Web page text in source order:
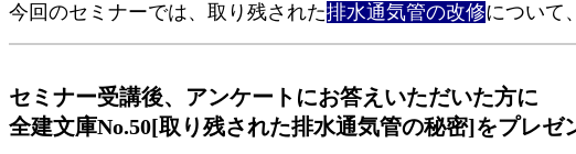
今回のセミナーでは、取り残された排水通気管の改修について
セミナー受講後、アンケートにお答えいただいた方に
全建文庫No.50[取り残された排水通気管の秘密]をプレゼ